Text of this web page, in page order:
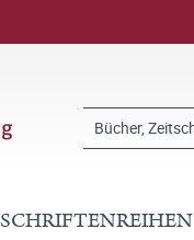
SCHRIFTENREIHEN